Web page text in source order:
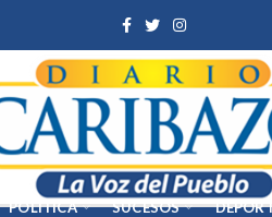
POLÍTICA SUCESOS